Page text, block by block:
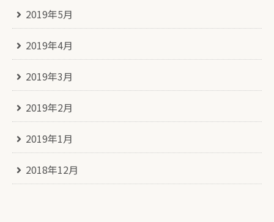
2019年5月
2019年4月
2019年3月
2019年2月
2019年1月
2018年12月